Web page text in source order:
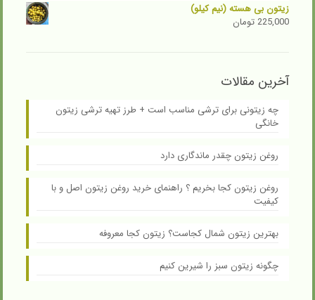
زیتون بی هسته (نیم کیلو)
225,000 تومان
آخرین مقالات
چه زیتونی برای ترشی مناسب است + طرز تهیه ترشی زیتون
خانگی
روغن زیتون چقدر ماندگاری دارد
روغن زیتون کجا بخریم ؟ راهنمای خرید روغن زیتون اصل و با
کیفیت
بهترین زیتون شمال کجاست؟ زیتون کجا معروفه
چگونه زیتون سبز را شیرین کنیم